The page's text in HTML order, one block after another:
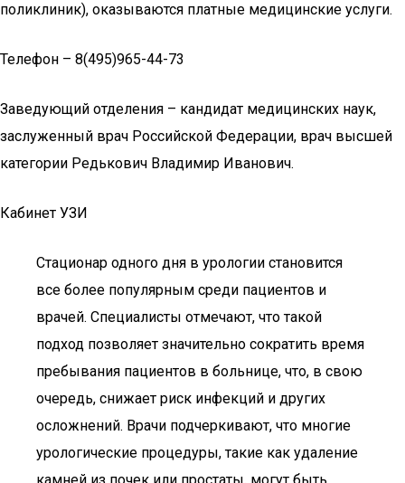
поликлиник), оказываются платные медицинские услуги.
Телефон – 8(495)965-44-73
Заведующий отделения – кандидат медицинских наук,
заслуженный врач Российской Федерации, врач высшей
категории Редькович Владимир Иванович.
Кабинет УЗИ
Стационар одного дня в урологии становится
все более популярным среди пациентов и
врачей. Специалисты отмечают, что такой
подход позволяет значительно сократить время
пребывания пациентов в больнице, что, в свою
очередь, снижает риск инфекций и других
осложнений. Врачи подчеркивают, что многие
урологические процедуры, такие как удаление